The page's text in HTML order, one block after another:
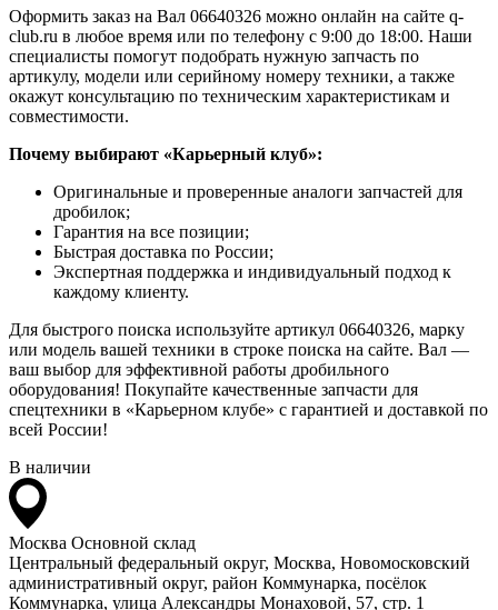
Оформить заказ на Вал 06640326 можно онлайн на сайте q-
club.ru в любое время или по телефону с 9:00 до 18:00. Наши
специалисты помогут подобрать нужную запчасть по
артикулу, модели или серийному номеру техники, а также
окажут консультацию по техническим характеристикам и
совместимости.
Почему выбирают «Карьерный клуб»:
Оригинальные и проверенные аналоги запчастей для
дробилок;
Гарантия на все позиции;
Быстрая доставка по России;
Экспертная поддержка и индивидуальный подход к
каждому клиенту.
Для быстрого поиска используйте артикул 06640326, марку
или модель вашей техники в строке поиска на сайте. Вал —
ваш выбор для эффективной работы дробильного
оборудования! Покупайте качественные запчасти для
спецтехники в «Карьерном клубе» с гарантией и доставкой по
всей России!
В наличии
Москва Основной склад
Центральный федеральный округ, Москва, Новомосковский
административный округ, район Коммунарка, посёлок
Коммунарка, улица Александры Монаховой, 57, стр. 1